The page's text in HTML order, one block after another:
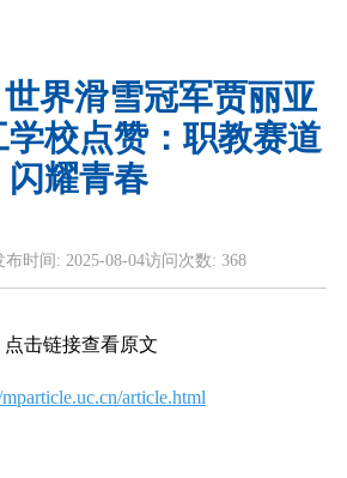
界滑雪冠军贾丽亚
校点赞：职教赛道
闪耀青春
布时间: 2025-08-04访问次数: 368
点击链接查看原文
article.html